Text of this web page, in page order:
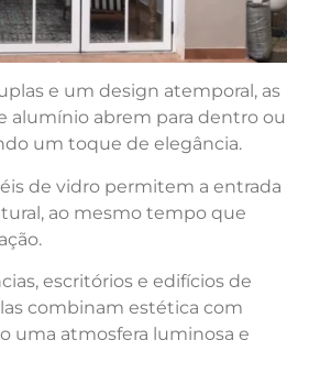
e um design atemporal, as
alumínio abrem para dentro ou
um toque de elegância.
de vidro permitem a entrada
ao mesmo tempo que
escritórios e edifícios de
combinam estética com
uma atmosfera luminosa e